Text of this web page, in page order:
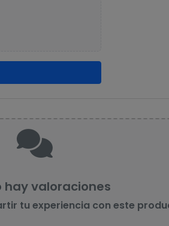
hay valoraciones
tu experiencia con este